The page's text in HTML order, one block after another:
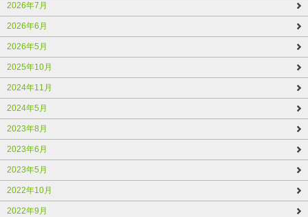
2026年7月
2026年6月
2026年5月
2025年10月
2024年11月
2024年5月
2023年8月
2023年6月
2023年5月
2022年10月
2022年9月